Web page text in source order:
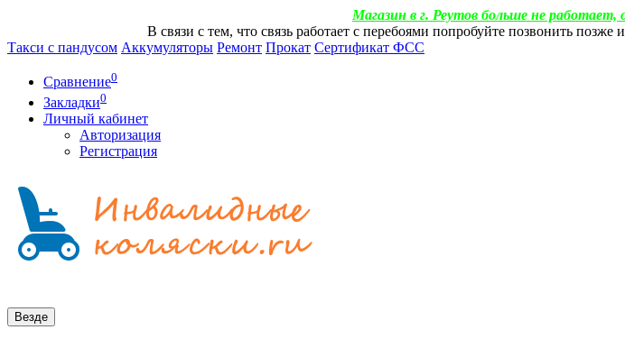
Магазин в г. Реутов больше не работает,
В связи с тем, что связь работает с перебоями попробуйте позвонить
Такси с пандусом Аккумуляторы Ремонт Прокат Сертификат ФСС
Сравнение0
Закладки0
Личный кабинет
Авторизация
Регистрация
Везде